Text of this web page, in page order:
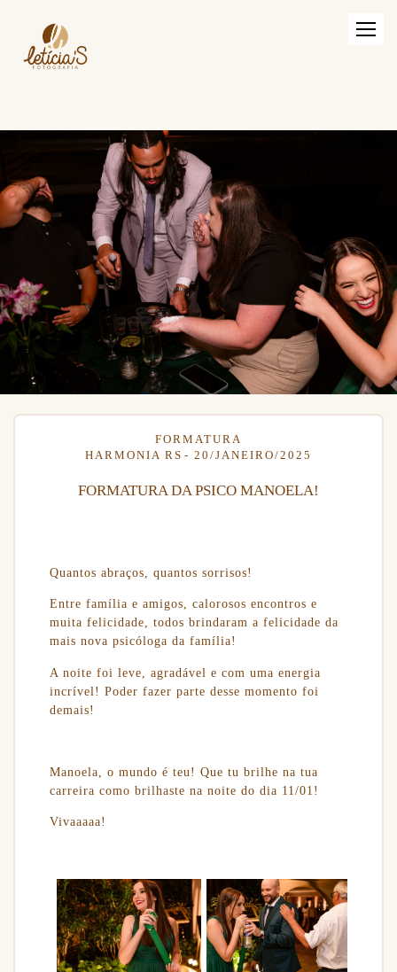
FORMATURA
HARMONIA RS
20/JANEIRO/2025
FORMATURA DA PSICO MANOELA!
Quantos abraços, quantos sorrisos!
Entre família e amigos, calorosos encontros e
muita felicidade, todos brindaram a felicidade da
mais nova psicóloga da família!
A noite foi leve, agradável e com uma energia
incrível! Poder fazer parte desse momento foi
demais!
Manoela, o mundo é teu! Que tu brilhe na tua
carreira como brilhaste na noite do dia 11/01!
Vivaaaaa!